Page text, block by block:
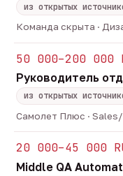
из открытых
Команда скрыта ·
50 000–200 000
Руководитель
из открытых
Самолет Плюс · Sales/
20 000–45 000
Middle QA